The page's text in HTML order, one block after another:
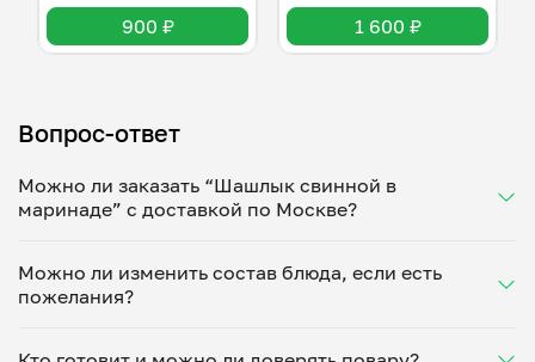
900 ₽ 1 600 ₽
Вопрос-ответ
Можно ли заказать “Шашлык свинной в
маринаде” с доставкой по Москве?
Укажите удобное время — и получите свежее
домашнее блюдо в большой порции прямо с плиты.
минут. Статус заказа отслеживайте в личном
Можно ли изменить состав блюда, если есть
пожелания?